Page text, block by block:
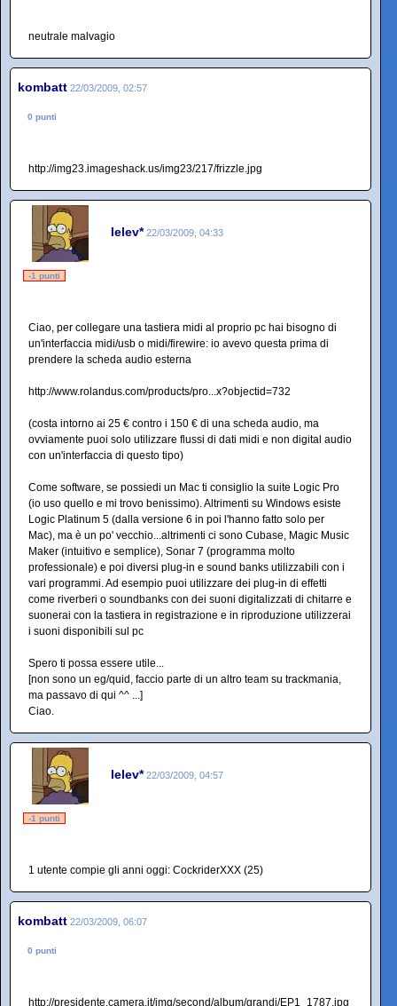
neutrale malvagio
kombatt 22/03/2009, 02:57
0 punti
http://img23.imageshack.us/img23/217/frizzle.jpg
lelev* 22/03/2009, 04:33
-1 punti
Ciao, per collegare una tastiera midi al proprio pc hai bisogno di
un'interfaccia midi/usb o midi/firewire: io avevo questa prima di
prendere la scheda audio esterna
http://www.rolandus.com/products/pro...x?objectid=732
(costa intorno ai 25 € contro i 150 € di una scheda audio, ma
ovviamente puoi solo utilizzare flussi di dati midi e non digital audio
con un'interfaccia di questo tipo)
Come software, se possiedi un Mac ti consiglio la suite Logic Pro
(io uso quello e mi trovo benissimo). Altrimenti su Windows esiste
Logic Platinum 5 (dalla versione 6 in poi l'hanno fatto solo per
Mac), ma è un po' vecchio...altrimenti ci sono Cubase, Magic Music
Maker (intuitivo e semplice), Sonar 7 (programma molto
professionale) e poi diversi plug-in e sound banks utilizzabili con i
vari programmi. Ad esempio puoi utilizzare dei plug-in di effetti
come riverberi o soundbanks con dei suoni digitalizzati di chitarre e
suonerai con la tastiera in registrazione e in riproduzione utilizzerai
i suoni disponibili sul pc
Spero ti possa essere utile...
[non sono un eg/quid, faccio parte di un altro team su trackmania,
ma passavo di qui ^^ ...]
Ciao.
lelev* 22/03/2009, 04:57
-1 punti
1 utente compie gli anni oggi: CockriderXXX (25)
kombatt 22/03/2009, 06:07
0 punti
http://presidente.camera.it/img/second/album/grandi/EP1_1787.jpg